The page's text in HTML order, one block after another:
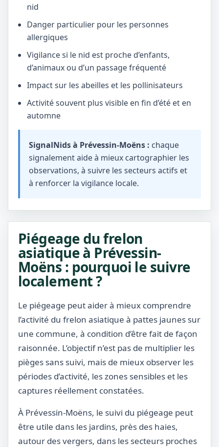
nid
Danger particulier pour les personnes
allergiques
Vigilance si le nid est proche d’enfants,
d’animaux ou d’un passage fréquenté
Impact sur les abeilles et les pollinisateurs
Activité souvent plus visible en fin d’été et en
automne
SignalNids à Prévessin-Moëns : chaque
signalement aide à mieux cartographier les
observations, à suivre les secteurs actifs et
à renforcer la vigilance locale.
Piégeage du frelon
asiatique à Prévessin-
Moëns : pourquoi le suivre
localement ?
Le piégeage peut aider à mieux comprendre
l’activité du frelon asiatique à pattes jaunes sur
une commune, à condition d’être fait de façon
raisonnée. L’objectif n’est pas de multiplier les
pièges sans suivi, mais de mieux observer les
périodes d’activité, les zones sensibles et les
captures réellement constatées.
À Prévessin-Moëns, le suivi du piégeage peut
être utile dans les jardins, près des haies,
autour des vergers, dans les secteurs proches